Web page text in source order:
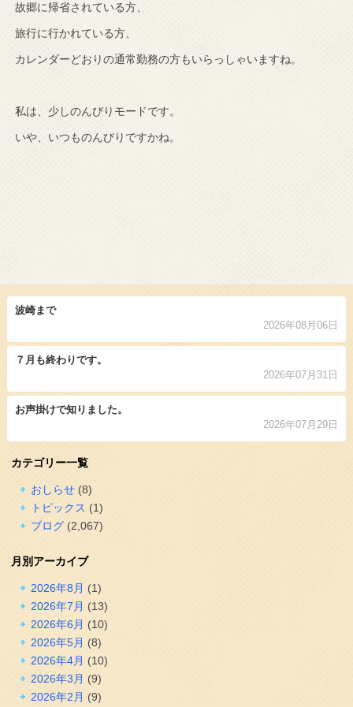
故郷に帰省されている方、
旅行に行かれている方、
カレンダーどおりの通常勤務の方もいらっしゃいますね。
私は、少しのんびりモードです。
いや、いつものんびりですかね。
波崎まで
2026年08月06日
７月も終わりです。
2026年07月31日
お声掛けで知りました。
2026年07月29日
カテゴリー一覧
おしらせ(8)
トピックス (1)
ブログ(2,067)
月別アーカイブ
2026年8月 (1)
2026年7月 (13)
2026年6月 (10)
2026年5月 (8)
2026年4月 (10)
2026年3月 (9)
2026年2月 (9)